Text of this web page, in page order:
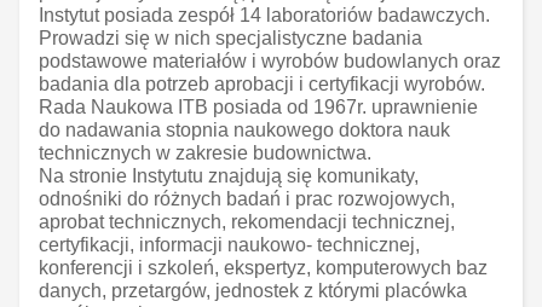
Instytut posiada zespół 14 laboratoriów badawczych.
Prowadzi się w nich specjalistyczne badania
podstawowe materiałów i wyrobów budowlanych oraz
badania dla potrzeb aprobacji i certyfikacji wyrobów.
Rada Naukowa ITB posiada od 1967r. uprawnienie
do nadawania stopnia naukowego doktora nauk
technicznych w zakresie budownictwa.
Na stronie Instytutu znajdują się komunikaty,
odnośniki do różnych badań i prac rozwojowych,
aprobat technicznych, rekomendacji technicznej,
certyfikacji, informacji naukowo- technicznej,
konferencji i szkoleń, ekspertyz, komputerowych baz
danych, przetargów, jednostek z którymi placówka